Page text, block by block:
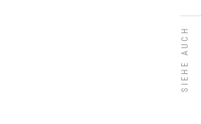
SIEHE AUCH